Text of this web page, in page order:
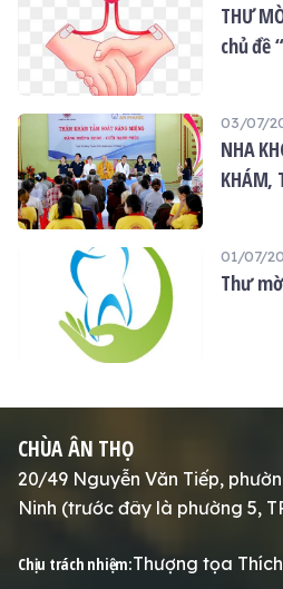
THƯ
chủ đề
03/07/
NHA
KHÁM,
01/07/
Thư
CHÙA ÂN THỌ
20/49 Nguyễn Văn Tiếp,
Ninh (trước đây là phường 5,
Chịu trách nhiệm:Thượng tọa